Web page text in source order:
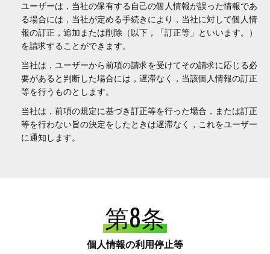
ユーザーは，当社の保有する自己の個人情報が誤った情報であ
る場合には，当社が定める手続きにより，当社に対して個人情
報の訂正，追加または削除（以下，「訂正等」といいます。）
を請求することができます。
当社は，ユーザーから前項の請求を受けてその請求に応じる必
要があると判断した場合には，遅滞なく，当該個人情報の訂正
等を行うものとします。
当社は，前項の規定に基づき訂正等を行った場合，または訂正
等を行わない旨の決定をしたときは遅滞なく，これをユーザー
に通知します。
第8条
個人情報の利用停止等